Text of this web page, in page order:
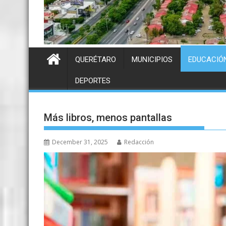
QUERÉTARO MUNICIPIOS
DEPORTES
Más libros, menos pantallas
December 31, 2025 Redacción